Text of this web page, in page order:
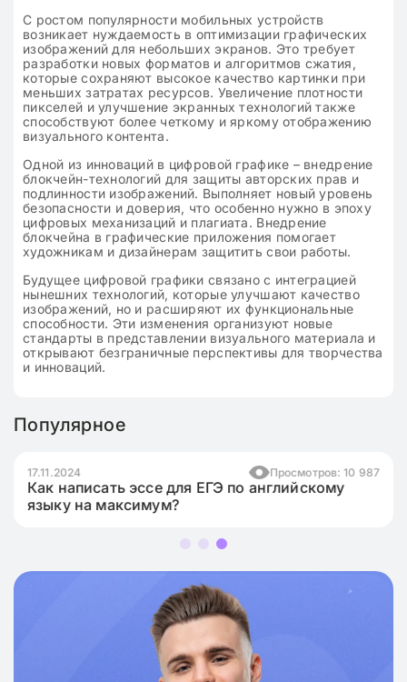
С ростом популярности мобильных устройств
возникает нуждаемость в оптимизации графических
изображений для небольших экранов. Это требует
разработки новых форматов и алгоритмов сжатия,
которые сохраняют высокое качество картинки при
меньших затратах ресурсов. Увеличение плотности
пикселей и улучшение экранных технологий также
способствуют более четкому и яркому отображению
визуального контента.
Одной из инноваций в цифровой графике – внедрение
блокчейн-технологий для защиты авторских прав и
подлинности изображений. Выполняет новый уровень
безопасности и доверия, что особенно нужно в эпоху
цифровых механизаций и плагиата. Внедрение
блокчейна в графические приложения помогает
художникам и дизайнерам защитить свои работы.
Будущее цифровой графики связано с интеграцией
нынешних технологий, которые улучшают качество
изображений, но и расширяют их функциональные
способности. Эти изменения организуют новые
стандарты в представлении визуального материала и
открывают безграничные перспективы для творчества
и инноваций.
Популярное
17.11.2024 Просмотров: 10 987
Как написать эссе для ЕГЭ по английскому
языку на максимум?